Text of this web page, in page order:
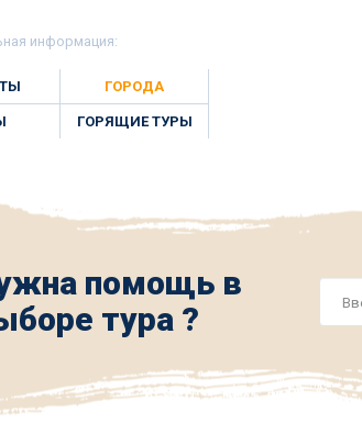
информация:
ГОРОДА
ГОРЯЩИЕ ТУРЫ
помощь в
тура ?
*